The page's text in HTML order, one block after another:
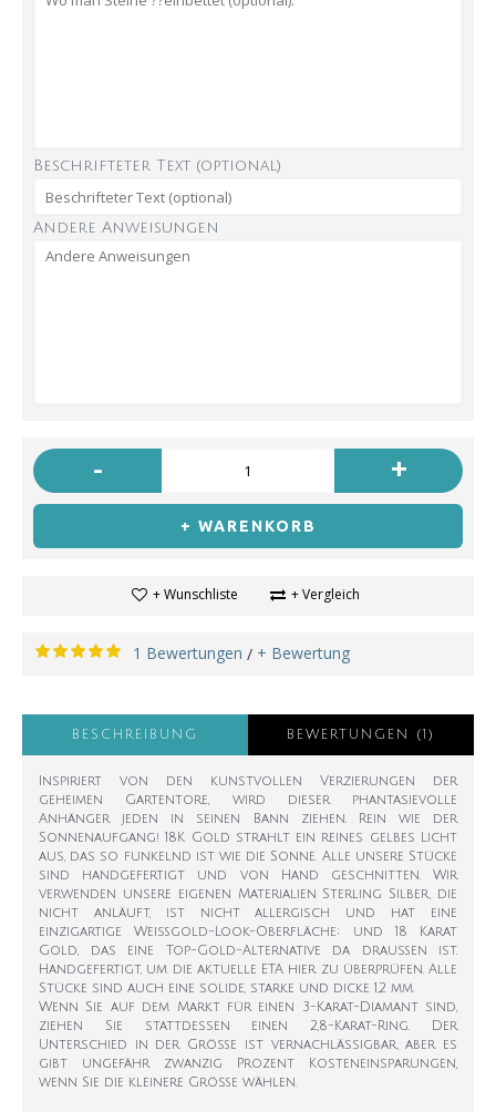
Beschrifteter Text (optional)
Andere Anweisungen
- +
+ WARENKORB
+ Wunschliste + Vergleich
1 Bewertungen / + Bewertung
BESCHREIBUNG BEWERTUNGEN (1)
Inspiriert von den kunstvollen Verzierungen der
geheimen Gartentore, wird dieser phantasievolle
Anhänger jeden in seinen Bann ziehen. Rein wie der
Sonnenaufgang! 18K Gold strahlt ein reines gelbes Licht
aus, das so funkelnd ist wie die Sonne. Alle unsere Stücke
sind handgefertigt und von Hand geschnitten. Wir
verwenden unsere eigenen Materialien Sterling Silber, die
nicht anläuft, ist nicht allergisch und hat eine
einzigartige Weißgold-Look-Oberfläche; und 18 Karat
Gold, das eine Top-Gold-Alternative da draußen ist.
Handgefertigt, um die aktuelle ETA hier zu überprüfen. Alle
Stücke sind auch eine solide, starke und dicke 1,2 mm.
Wenn Sie auf dem Markt für einen 3-Karat-Diamant sind,
ziehen Sie stattdessen einen 2,8-Karat-Ring. Der
Unterschied in der Größe ist vernachlässigbar, aber es
gibt ungefähr zwanzig Prozent Kosteneinsparungen,
wenn Sie die kleinere Größe wählen.